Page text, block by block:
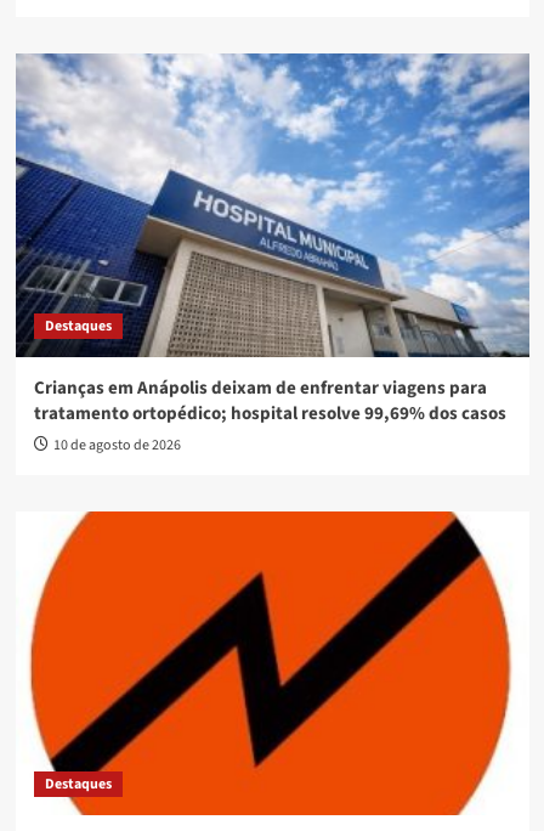
Destaques
Crianças em Anápolis deixam de enfrentar viagens para
tratamento ortopédico; hospital resolve 99,69% dos casos
10 de agosto de 2026
Destaques